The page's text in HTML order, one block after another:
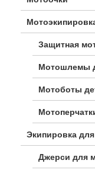
Защитная
Мотошлемы
Мотоботы
Экипировка
Джерси для